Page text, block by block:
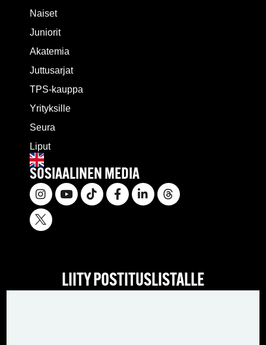
Naiset
Juniorit
Akatemia
Juttusarjat
TPS-kauppa
Yrityksille
Seura
Liput
SOSIAALINEN MEDIA
LIITY POSTITUSLISTALLE